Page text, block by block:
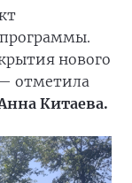
программы.
нового
отметила
Китаева.